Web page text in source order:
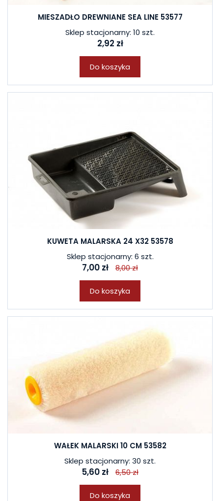
MIESZADŁO DREWNIANE SEA LINE 53577
Sklep stacjonarny: 10 szt.
2,92 zł
Do koszyka
KUWETA MALARSKA 24 X32 53578
Sklep stacjonarny: 6 szt.
7,00 zł 8,00 zł
Do koszyka
WAŁEK MALARSKI 10 CM 53582
Sklep stacjonarny: 30 szt.
5,60 zł 6,50 zł
Do koszyka